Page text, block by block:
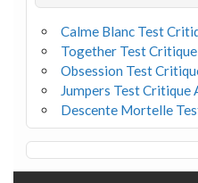
Calme Blanc Test
Together Test
Obsession Test
Jumpers Test Critique
Descente Mortelle